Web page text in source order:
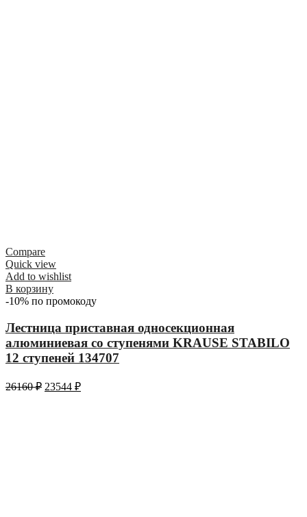
Compare
Quick view
Add to wishlist
В корзину
-10% по промокоду
Лестница приставная односекционная
алюминиевая со ступенями KRAUSE STABILO
12 ступеней 134707
26160₽ 23544 ₽